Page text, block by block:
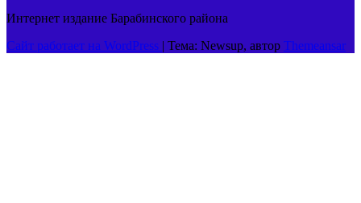
Интернет издание Барабинского района
Сайт работает на WordPress | Тема: Newsup, автор Themeansar